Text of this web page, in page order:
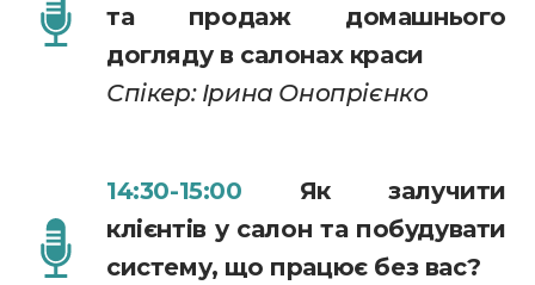
та продаж домашнього
догляду в салонах краси
Спікер: Ірина Онопрієнко
14:30-15:00 Як залучити
клієнтів у салон та побудувати
систему, що працює без вас?